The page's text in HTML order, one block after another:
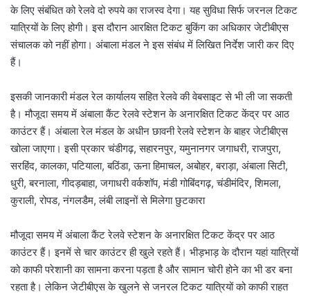
के लिए संबंधित को रेलवे दो रुपये का राजस्व देगा। यह सुविधा सिर्फ जरनल टिकट
यात्रियों के लिए होगी। इस दौरान आरक्षित टिकट बुकिंग का अधिकार जेटीबीएस
संचालक को नहीं होगा। अंबाला मंडल ने इस संबंध में लिखित निर्देश जारी कर दिए
हैं।
इसकी जानकारी मंडल रेल कार्यालय सहित रेलवे की वेबसाइट से भी ली जा सकती
है। मौजूदा समय में अंबाला कैंट रेलवे स्टेशन के अनारक्षित टिकट केंद्र पर आठ
काउंटर हैं। अंबाला रेल मंडल के अधीन छावनी रेलवे स्टेशन के बाहर जेटीबीएस
खोला जाएगा। इसी प्रकार चंडीगढ़, सहारनपुर, यमुनानगर जगाधरी, राजपुरा,
सरहिंद, कालका, पटियाला, बठिंडा, ऊना हिमाचल, अबोहर, बराड़ा, अंबाला सिटी,
धुरी, बरनाला, गीदड़बाहा, जगाधरी वर्कशॉप, मंडी गोबिंदगढ़, चंडीमंदिर, शिमला,
कुराली, रोपड, नंगलडैम, लंबी लाइनों से मिलेगा छुटकारा
मौजूदा समय में अंबाला कैंट रेलवे स्टेशन के अनारक्षित टिकट केंद्र पर आठ
काउंटर हैं। इनमें से चार काउंटर ही खुले रहते हैं। भीड़भाड़ के दौरान यहां यात्रियों
को काफी परेशानी का सामना करना पड़ता है और सामान चोरी होने का भी डर बना
रहता है। लेकिन जेटीबीएस के खुलने से जनरल टिकट यात्रियों को काफी राहत